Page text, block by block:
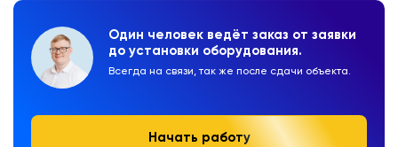
Один человек ведёт заказ от заявки
до установки оборудования.
Всегда на связи, так же после сдачи объекта.
Начать работу